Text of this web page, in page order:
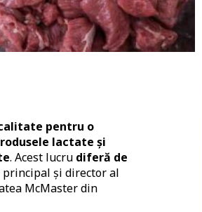
pentru o
lactate și
. Acest lucru diferă de
principal și director al
McMaster din